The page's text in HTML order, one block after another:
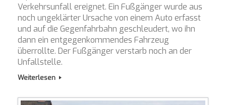
Verkehrsunfall ereignet. Ein Fußgänger wurde aus
noch ungeklärter Ursache von einem Auto erfasst
und auf die Gegenfahrbahn geschleudert, wo ihn
dann ein entgegenkommendes Fahrzeug
überrollte. Der Fußgänger verstarb noch an der
Unfallstelle.
Weiterlesen